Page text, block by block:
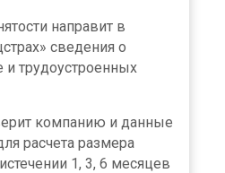
направит в
сведения о
и трудоустроенных
компанию и данные
расчета размера
1, 3, 6 месяцев